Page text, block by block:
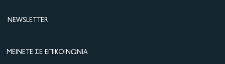
NEWSLETTER
ΜΕΊΝΕΤΕ ΣΕ ΕΠΙΚΟΙΝΩΝΊΑ